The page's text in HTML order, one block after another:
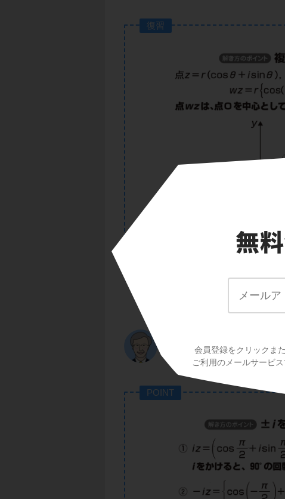
会員登録をクリックま
ご利用のメールサービ
復習
原点を中心とする回転
より，次のポイントが
POINT